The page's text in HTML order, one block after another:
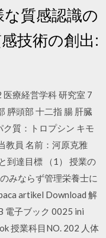
質感認識の
技術の創出:
療経営学科 研究室 7
膵頭部 十二指 腸 肝臓
質：トロプシン キモ
教員 名前：河原克雅
到達目標 （1） 授業の
みならず管理栄養士に
artikel Download 解
電子ブック 0025 ini
授業科目NO. 202 人体